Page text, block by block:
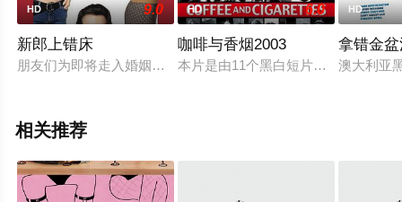
HD 9.0
新郎上错床
朋友们为即将走入婚姻殿堂的保罗（杰森·李 Jason Lee 饰）举
HD 6.0
咖啡与香烟2003
本片是由11个黑白短片综合而成的短
HD
拿错金
澳大利亚
相关推荐